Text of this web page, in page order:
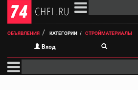
ОБЪЯВЛЕНИЯ КАТЕГОРИИ СТРОЙМАТЕРИАЛЫ
Вход